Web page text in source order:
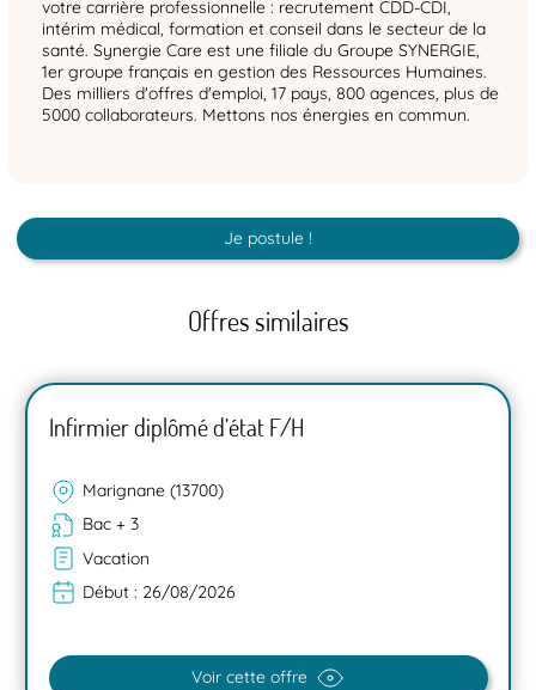
votre carrière professionnelle : recrutement CDD-CDI,
intérim médical, formation et conseil dans le secteur de la
santé. Synergie Care est une filiale du Groupe SYNERGIE,
1er groupe français en gestion des Ressources Humaines.
Des milliers d'offres d'emploi, 17 pays, 800 agences, plus de
5000 collaborateurs. Mettons nos énergies en commun.
Je postule !
Offres similaires
Infirmier diplômé d’état F/H
Marignane (13700)
Bac + 3
Vacation
Début : 26/08/2026
Voir cette offre